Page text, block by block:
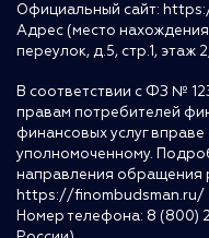
Официальный сайт:
Адрес (место
переулок, д.5, стр.1, этаж
В соответствии с ФЗ №
правам потребителей
финансовых услуг
уполномоченному.
направления обращения
https://finombudsman.ru/
Номер телефона: 8 (800)